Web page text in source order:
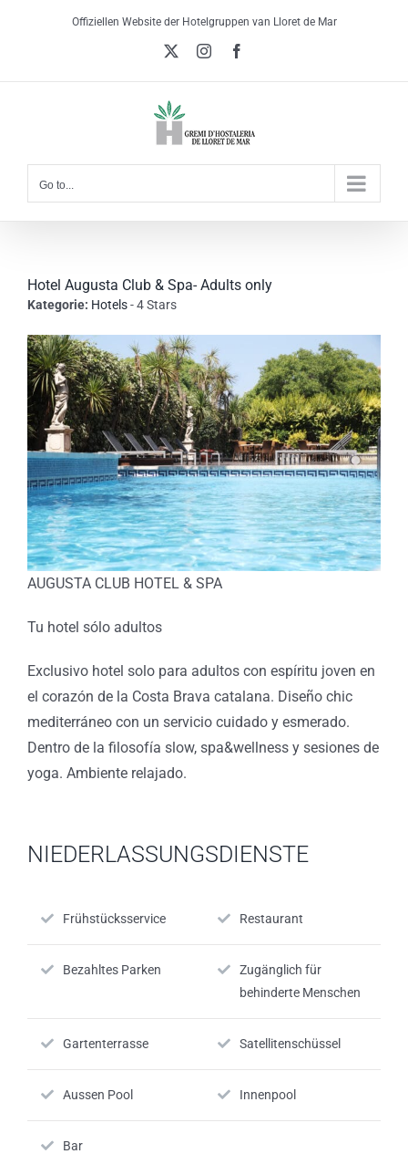
Offiziellen Website der Hotelgruppen van Lloret de Mar
Instagram
Go to...
Hotel Augusta Club & Spa- Adults only
Kategorie: Hotels- 4 Stars
View
Larger
Image
AUGUSTA CLUB HOTEL & SPA
Tu hotel sólo adultos
Exclusivo hotel solo para adultos con espíritu joven en
el corazón de la Costa Brava catalana. Diseño chic
mediterráneo con un servicio cuidado y esmerado.
Dentro de la filosofía slow, spa&wellness y sesiones de
yoga. Ambiente relajado.
NIEDERLASSUNGSDIENSTE
Frühstücksservice Restaurant
Bezahltes Parken
Zugänglich für
behinderte Menschen
Gartenterrasse Satellitenschüssel
Aussen Pool Innenpool
Bar